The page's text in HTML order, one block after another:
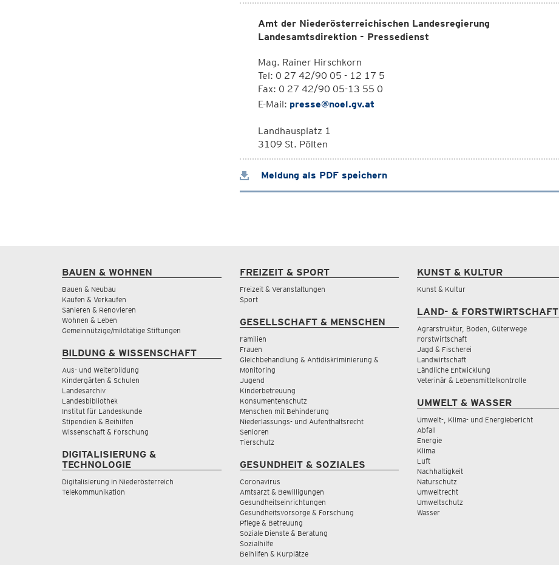
Amt der Niederösterreichischen Landesregierung
Landesamtsdirektion - Pressedienst
Mag. Rainer Hirschkorn
Tel: 0 27 42/90 05 - 12 17 5
Fax: 0 27 42/90 05-13 55 0
E-Mail: presse@noel.gv.at
Landhausplatz 1
3109 St. Pölten
Meldung als PDF speichern
BAUEN & WOHNEN
Bauen & Neubau
Kaufen & Verkaufen
Sanieren & Renovieren
Wohnen & Leben
Gemeinnützige/mildtätige Stiftungen
BILDUNG & WISSENSCHAFT
Aus- und Weiterbildung
Kindergärten & Schulen
Landesarchiv
Landesbibliothek
Institut für Landeskunde
Stipendien & Beihilfen
Wissenschaft & Forschung
DIGITALISIERUNG &
TECHNOLOGIE
Digitalisierung in Niederösterreich
Telekommunikation
FREIZEIT & SPORT
Freizeit & Veranstaltungen
Sport
GESELLSCHAFT & MENSCHEN
Familien
Frauen
Gleichbehandlung & Antidiskriminierung &
Monitoring
Jugend
Kinderbetreuung
Konsumentenschutz
Menschen mit Behinderung
Niederlassungs- und Aufenthaltsrecht
Senioren
Tierschutz
GESUNDHEIT & SOZIALES
Coronavirus
Amtsarzt & Bewilligungen
Gesundheitseinrichtungen
Gesundheitsvorsorge & Forschung
Pflege & Betreuung
Soziale Dienste & Beratung
Sozialhilfe
Beihilfen & Kurplätze
KUNST & KULTUR
Kunst & Kultur
LAND- & FORSTWIRTSCHAFT
Agrarstruktur, Boden, Güterwege
Forstwirtschaft
Jagd & Fischerei
Landwirtschaft
Ländliche Entwicklung
Veterinär & Lebensmittelkontrolle
UMWELT & WASSER
Umwelt-, Klima- und Energiebericht
Abfall
Energie
Klima
Luft
Nachhaltigkeit
Naturschutz
Umweltrecht
Umweltschutz
Wasser